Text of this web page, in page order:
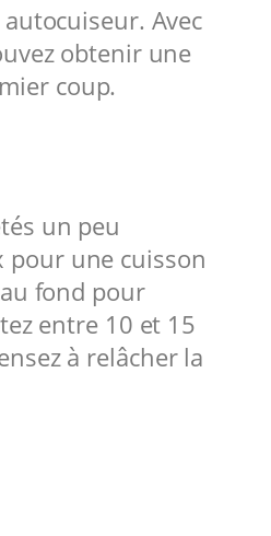
Avec
obtenir une
coup.
un peu
pour une cuisson
fond pour
entre 10 et 15
à relâcher la